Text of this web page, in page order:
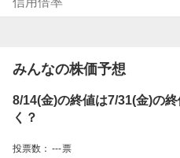
みんなの株価予想
8/14(金)の終値は7/31(金)の
く？
投票数： ---票